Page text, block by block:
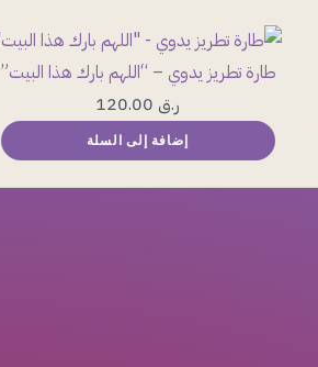
طارة تطريز يدوي – “اللهم بارك هذا البيت”
ر.ق
إضافة إلى السلة